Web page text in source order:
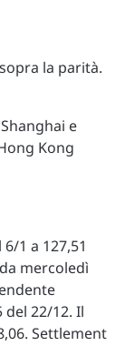
la parità.
e
Kong
1 a 127,51
mercoledì
22/12. Il
Settlement